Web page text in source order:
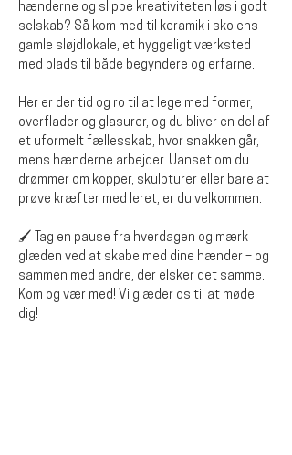
hænderne og slippe kreativiteten løs i godt
selskab? Så kom med til keramik i skolens
gamle sløjdlokale, et hyggeligt værksted
med plads til både begyndere og erfarne.
Her er der tid og ro til at lege med former,
overflader og glasurer, og du bliver en del af
et uformelt fællesskab, hvor snakken går,
mens hænderne arbejder. Uanset om du
drømmer om kopper, skulpturer eller bare at
prøve kræfter med leret, er du velkommen.
🖌️ Tag en pause fra hverdagen og mærk
glæden ved at skabe med dine hænder – og
sammen med andre, der elsker det samme.
Kom og vær med! Vi glæder os til at møde
dig!